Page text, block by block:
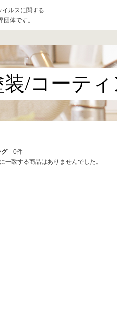
ルスに関する
体です。
装/コーテ
0件
一致する商品はありませんでした。